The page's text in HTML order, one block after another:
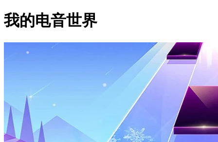
我的电音世界